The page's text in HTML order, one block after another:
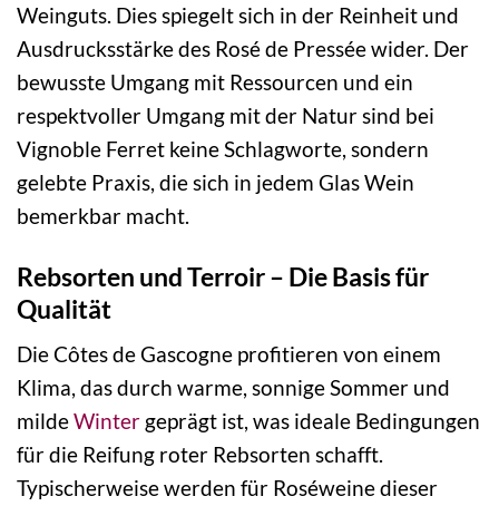
Weinguts. Dies spiegelt sich in der Reinheit und
Ausdrucksstärke des Rosé de Pressée wider. Der
bewusste Umgang mit Ressourcen und ein
respektvoller Umgang mit der Natur sind bei
Vignoble Ferret keine Schlagworte, sondern
gelebte Praxis, die sich in jedem Glas Wein
bemerkbar macht.
Rebsorten und Terroir – Die Basis für
Qualität
Die Côtes de Gascogne profitieren von einem
Klima, das durch warme, sonnige Sommer und
mildeWinter geprägt ist, was ideale Bedingungen
für die Reifung roter Rebsorten schafft.
Typischerweise werden für Roséweine dieser